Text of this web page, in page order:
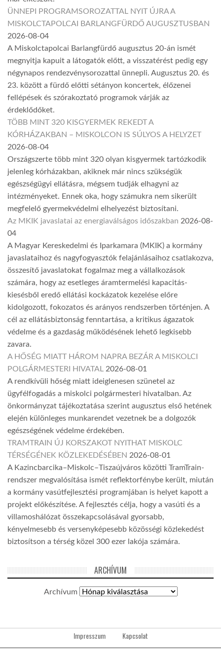
ÜNNEPI PROGRAMSOROZATTAL NYIT ÚJRA A
MISKOLCTAPOLCAI BARLANGFÜRDŐ AUGUSZTUSBAN
2026-08-04
A Miskolctapolcai Barlangfürdő augusztus 20-án ismét
megnyitja kapuit a látogatók előtt, a visszatérést pedig egy
négynapos rendezvénysorozattal ünnepli. Augusztus 20. és
23. között a fürdő előtti sétányon koncertek, élőzenei
fellépések és szórakoztató programok várják az
érdeklődőket.
TÖBB MINT 320 KISGYERMEK REKEDT A
KÓRHÁZAKBAN – MISKOLCON IS SÚLYOS A HELYZET
2026-08-04
Országszerte több mint 320 olyan kisgyermek tartózkodik
jelenleg kórházakban, akiknek már nincs szükségük
egészségügyi ellátásra, mégsem tudják elhagyni az
intézményeket. Ennek oka, hogy számukra nem sikerült
megfelelő gyermekvédelmi elhelyezést biztosítani.
Az MKIK javaslatai az energiaválságos időszakban 2026-08-
04
A Magyar Kereskedelmi és Iparkamara (MKIK) a kormány
javaslataihoz és nagyfogyasztók felajánlásaihoz csatlakozva,
összesítő javaslatokat fogalmaz meg a vállalkozások
számára, hogy az esetleges áramtermelési kapacitás-
kiesésből eredő ellátási kockázatok kezelése előre
kidolgozott, fokozatos és arányos rendszerben történjen. A
cél az ellátásbiztonság fenntartása, a kritikus ágazatok
védelme és a gazdaság működésének lehető legkisebb
zavara.
A HŐSÉG MIATT HÁROM NAPRA BEZÁR A MISKOLCI
POLGÁRMESTERI HIVATAL 2026-08-01
A rendkívüli hőség miatt ideiglenesen szünetel az
ügyfélfogadás a miskolci polgármesteri hivatalban. Az
önkormányzat tájékoztatása szerint augusztus első hetének
elején különleges munkarendet vezetnek be a dolgozók
egészségének védelme érdekében.
TRAMTRAIN ÚJ KORSZAKOT NYITHAT MISKOLC
TÉRSÉGÉNEK KÖZLEKEDÉSÉBEN 2026-08-01
A Kazincbarcika–Miskolc–Tiszaújváros közötti TramTrain-
rendszer megvalósítása ismét reflektorfénybe került, miután
a kormány vasútfejlesztési programjában is helyet kapott a
projekt előkészítése. A fejlesztés célja, hogy a vasúti és a
villamoshálózat összekapcsolásával gyorsabb,
kényelmesebb és versenyképesebb közösségi közlekedést
biztosítson a térség közel 300 ezer lakója számára.
ARCHÍVUM
Archívum
Impresszum Kapcsolat